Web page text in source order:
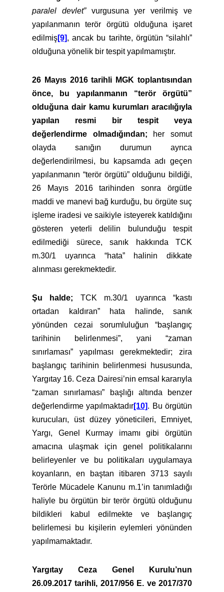
paralel devlet”vurgusuna yer verilmiş ve
yapılanmanın terör örgütü olduğuna işaret
edilmiş[9], ancak bu tarihte, örgütün “silahlı”
olduğuna yönelik bir tespit yapılmamıştır.
26 Mayıs 2016 tarihli MGK toplantısından
önce, bu yapılanmanın “terör örgütü”
olduğuna dair kamu kurumları aracılığıyla
yapılan resmi bir tespit veya
değerlendirme olmadığından; her somut
olayda sanığın durumun ayrıca
değerlendirilmesi, bu kapsamda adı geçen
yapılanmanın “terör örgütü” olduğunu bildiği,
26 Mayıs 2016 tarihinden sonra örgütle
maddi ve manevi bağ kurduğu, bu örgüte suç
işleme iradesi ve saikiyle isteyerek katıldığını
gösteren yeterli delilin bulunduğu tespit
edilmediği sürece, sanık hakkında TCK
m.30/1 uyarınca “hata” halinin dikkate
alınması gerekmektedir.
Şu halde; TCK m.30/1 uyarınca “kastı
ortadan kaldıran” hata halinde, sanık
yönünden cezai sorumluluğun “başlangıç
tarihinin belirlenmesi”, yani “zaman
sınırlaması” yapılması gerekmektedir; zira
başlangıç tarihinin belirlenmesi hususunda,
Yargıtay 16. Ceza Dairesi’nin emsal kararıyla
“zaman sınırlaması” başlığı altında benzer
değerlendirme yapılmaktadır[10]. Bu örgütün
kurucuları, üst düzey yöneticileri, Emniyet,
Yargı, Genel Kurmay imamı gibi örgütün
amacına ulaşmak için genel politikalarını
belirleyenler ve bu politikaları uygulamaya
koyanların, en baştan itibaren 3713 sayılı
Terörle Mücadele Kanunu m.1’in tanımladığı
haliyle bu örgütün bir terör örgütü olduğunu
bildikleri kabul edilmekte ve başlangıç
belirlemesi bu kişilerin eylemleri yönünden
yapılmamaktadır.
Yargıtay Ceza Genel Kurulu’nun
26.09.2017 tarihli, 2017/956 E. ve 2017/370